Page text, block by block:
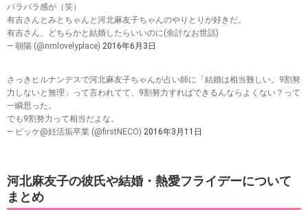
バラバラ感が（笑）
有吉さんとみとちゃんと河北麻友子ちゃんのやりとりが好きだ。
有吉さん、どちらかと結婚したらいいのに(余計なお世話)
— 朝陽 (@nmlovelyplace) 2016年6月3日
さっきヒルナンデスで河北麻友子ちゃんが占い師に「結婚は相当難しい。9割努
力しないと無理」って言われてて、9割努力すればできるんならよくない？って
一瞬思った。
でも9割努力って相当だよな。
— ビッケ@妊活垢卒業 (@firstNECO) 2016年3月11日
河北麻友子の彼氏や結婚・熱愛フライデーについて
まとめ